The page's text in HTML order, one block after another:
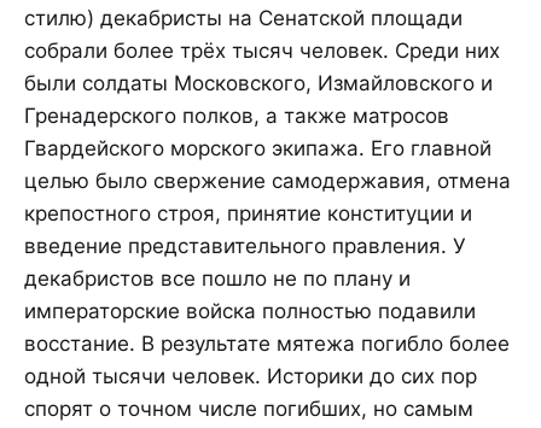
стилю) декабристы на Сенатской площади
собрали более трёх тысяч человек. Среди них
были солдаты Московского, Измайловского и
Гренадерского полков, а также матросов
Гвардейского морского экипажа. Его главной
целью было свержение самодержавия, отмена
крепостного строя, принятие конституции и
введение представительного правления. У
декабристов все пошло не по плану и
императорские войска полностью подавили
восстание. В результате мятежа погибло более
одной тысячи человек. Историки до сих пор
спорят о точном числе погибших, но самым